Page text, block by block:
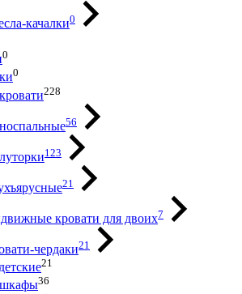
качалки0
0
0
228
56
123
21
кровати для двоих7
чердаки21
21
шкафы36